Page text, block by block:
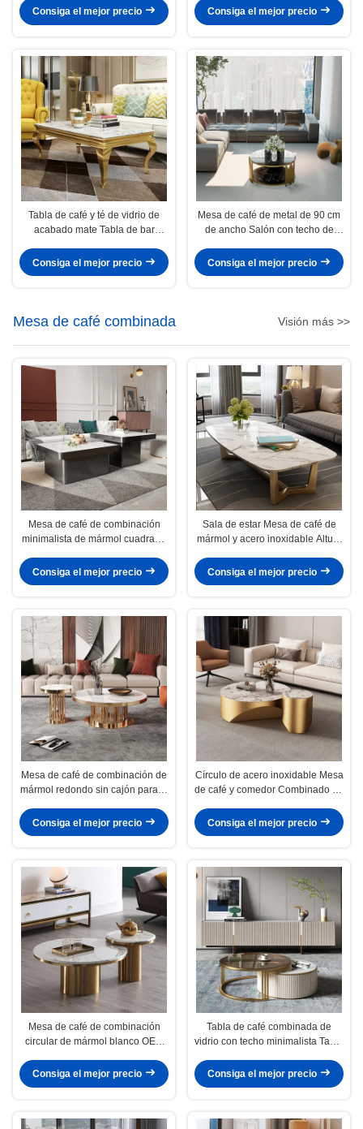
Consiga el mejor precio Consiga el mejor precio
Tabla de café y té de vidrio de
acabado mate Tabla de bar
Consiga el mejor precio
Mesa de café de metal de 90 cm
de ancho Salón con techo de
Consiga el mejor precio
Mesa de café combinada Visión más >>
Mesa de café de combinación
minimalista de mármol cuadrado
Consiga el mejor precio
Sala de estar Mesa de café de
mármol y acero inoxidable Altura
Consiga el mejor precio
Mesa de café de combinación de
mármol redondo sin cajón para el
Consiga el mejor precio
Círculo de acero inoxidable Mesa
de café y comedor Combinado de
Consiga el mejor precio
Mesa de café de combinación
circular de mármol blanco OEM
Consiga el mejor precio
Tabla de café combinada de
vidrio con techo minimalista Tabla
Consiga el mejor precio